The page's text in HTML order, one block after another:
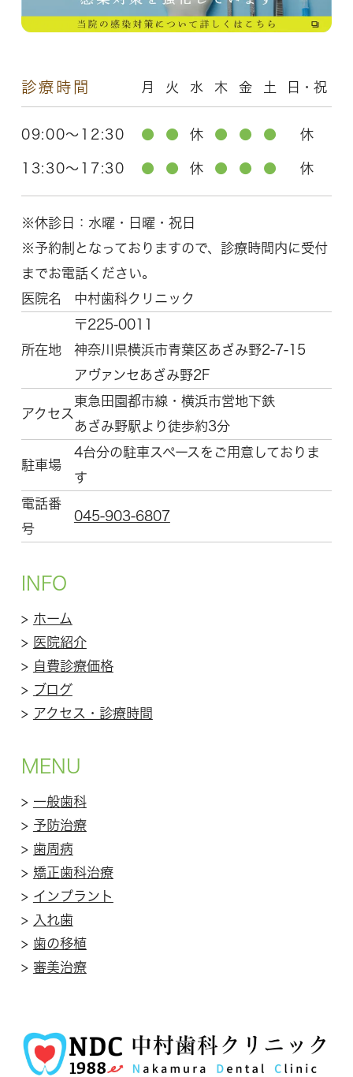
診療時間 月 火 水 木 金 土 日・祝
09:00～12:30 ● ● 休 ● ● ● 休
13:30～17:30 ● ● 休 ● ● ● 休
※休診日：水曜・日曜・祝日
※予約制となっておりますので、診療時間内に受付
までお電話ください。
医院名
中村歯科クリニック
所在地
〒225-0011
神奈川県横浜市青葉区 あざみ野2-7-15
アヴァンセあざみ野2F
アクセス
東急田園都市線・横浜市営地下鉄
あざみ野駅より徒歩約3分
駐車場
4台分の駐車スペースをご用意しておりま
す
電話番
号
045-903-6807
INFO
> ホーム
> 医院紹介
> 自費診療価格
> ブログ
> アクセス・診療時間
MENU
> 一般歯科
> 予防治療
> 歯周病
> 矯正歯科治療
> インプラント
> 入れ歯
> 歯の移植
> 審美治療